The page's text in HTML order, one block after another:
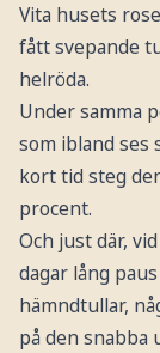
Vita husets
fått svepande
helröda.
Under samma
som ibland ses
kort tid steg
procent.
Och just där,
dagar lång
hämndtullar,
på den snabba